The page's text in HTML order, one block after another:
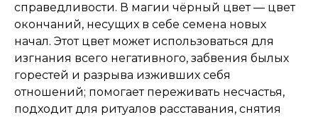
справедливости. В магии чёрный цвет — цвет
окончаний, несущих в себе семена новых
начал. Этот цвет может использоваться для
изгнания всего негативного, забвения былых
горестей и разрыва изживших себя
отношений; помогает переживать несчастья,
подходит для ритуалов расставания, снятия